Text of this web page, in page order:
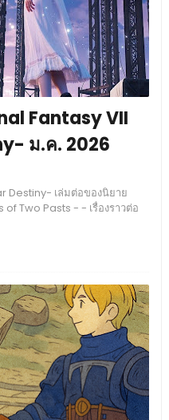
Fantasy VII
ม.ค. 2026
Destiny- เล่มต่อของนิยาย
Two Pasts - - เรื่องราวต่อ